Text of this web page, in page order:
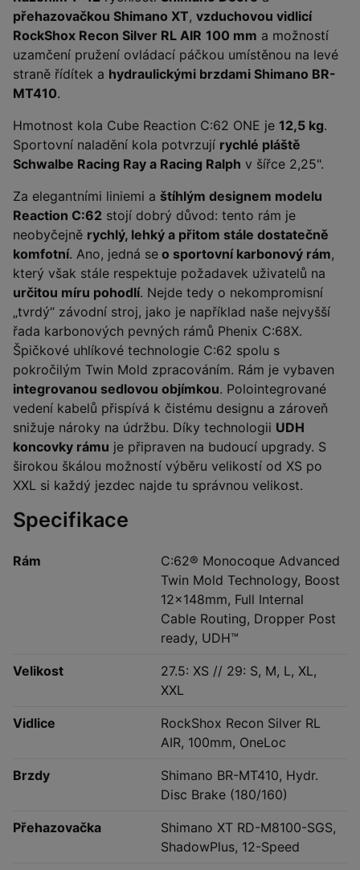
přehazovačkou Shimano XT, vzduchovou vidlicí
RockShox Recon Silver RL AIR 100 mm a možností
uzamčení pružení ovládací páčkou umístěnou na levé
straně řídítek a hydraulickými brzdami Shimano BR-
MT410.
Hmotnost kola Cube Reaction C:62 ONE je 12,5 kg.
Sportovní naladění kola potvrzují rychlé pláště
Schwalbe Racing Ray a Racing Ralph v šířce 2,25".
Za elegantními liniemi a štíhlým designem modelu
Reaction C:62 stojí dobrý důvod: tento rám je
neobyčejně rychlý, lehký a přitom stále dostatečně
komfotní. Ano, jedná se o sportovní karbonový rám,
který však stále respektuje požadavek uživatelů na
určitou míru pohodlí. Nejde tedy o nekompromisní
„tvrdý“ závodní stroj, jako je například naše nejvyšší
řada karbonových pevných rámů Phenix C:68X.
Špičkové uhlíkové technologie C:62 spolu s
pokročilým Twin Mold zpracováním. Rám je vybaven
integrovanou sedlovou objímkou. Polointegrované
vedení kabelů přispívá k čistému designu a zároveň
snižuje nároky na údržbu. Díky technologii UDH
koncovky rámu je připraven na budoucí upgrady. S
širokou škálou možností výběru velikostí od XS po
XXL si každý jezdec najde tu správnou velikost.
Specifikace
Rám
C:62® Monocoque Advanced
Twin Mold Technology, Boost
12x148mm, Full Internal
Cable Routing, Dropper Post
ready, UDH™
Velikost
27.5: XS // 29: S, M, L, XL,
XXL
Vidlice
RockShox Recon Silver RL
AIR, 100mm, OneLoc
Brzdy
Shimano BR-MT410, Hydr.
Disc Brake (180/160)
Přehazovačka
Shimano XT RD-M8100-SGS,
ShadowPlus, 12-Speed